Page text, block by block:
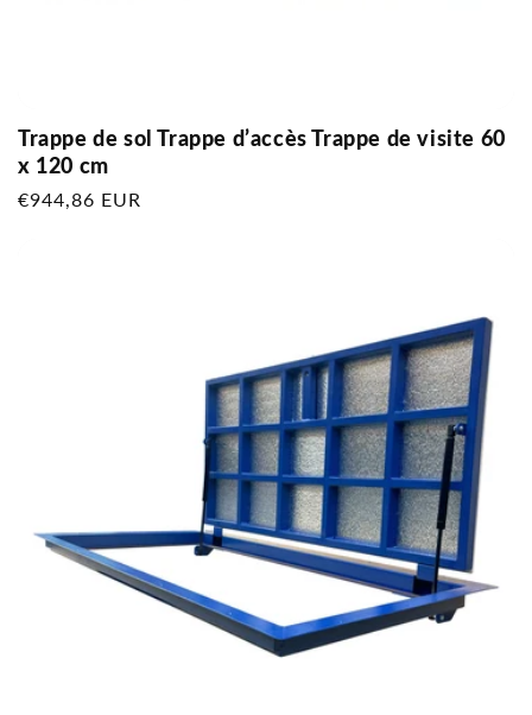
Trappe de sol Trappe d’accès Trappe de visite 60
x 120 cm
Prix
€944,86 EUR